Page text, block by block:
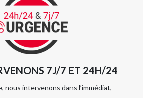
7J/7 ET 24H/24
nous intervenons dans l’immédiat,